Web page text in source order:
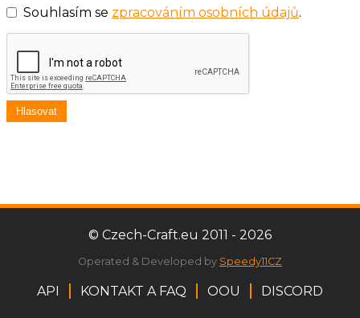
Souhlasím se zpracováním osobních údajů.
Hlasovat
© Czech-Craft.eu 2011 - 2026
Operated & Developed by Speedy11CZ
API KONTAKT A FAQ OOU DISCORD